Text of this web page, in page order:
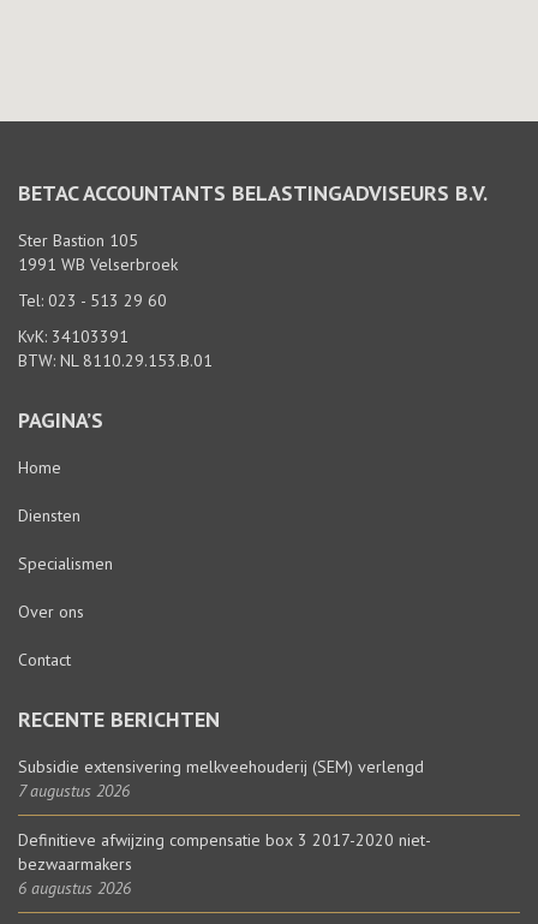
BETAC ACCOUNTANTS BELASTINGADVISEURS B.V.
Ster Bastion 105
1991 WB Velserbroek
Tel: 023 - 513 29 60
KvK: 34103391
BTW: NL 8110.29.153.B.01
PAGINA’S
Home
Diensten
Specialismen
Over ons
Contact
RECENTE BERICHTEN
Subsidie extensivering melkveehouderij (SEM) verlengd
7 augustus 2026
Definitieve afwijzing compensatie box 3 2017-2020 niet-
bezwaarmakers
6 augustus 2026